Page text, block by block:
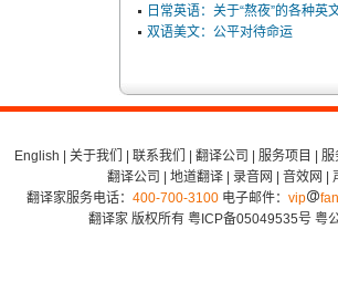
日常英语：关于“熬夜”的各种英
双语美文：公平对待命运
English 关于我们 联系我们 翻译公司 服务项目
服
翻译公司
地道翻译| 录音网 音效网
翻译家服务电话： 400-700-3100电子邮件： vip
翻译家 版权所有 粤ICP备05049535号 粤